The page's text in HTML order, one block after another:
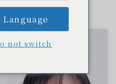
Language
not switch